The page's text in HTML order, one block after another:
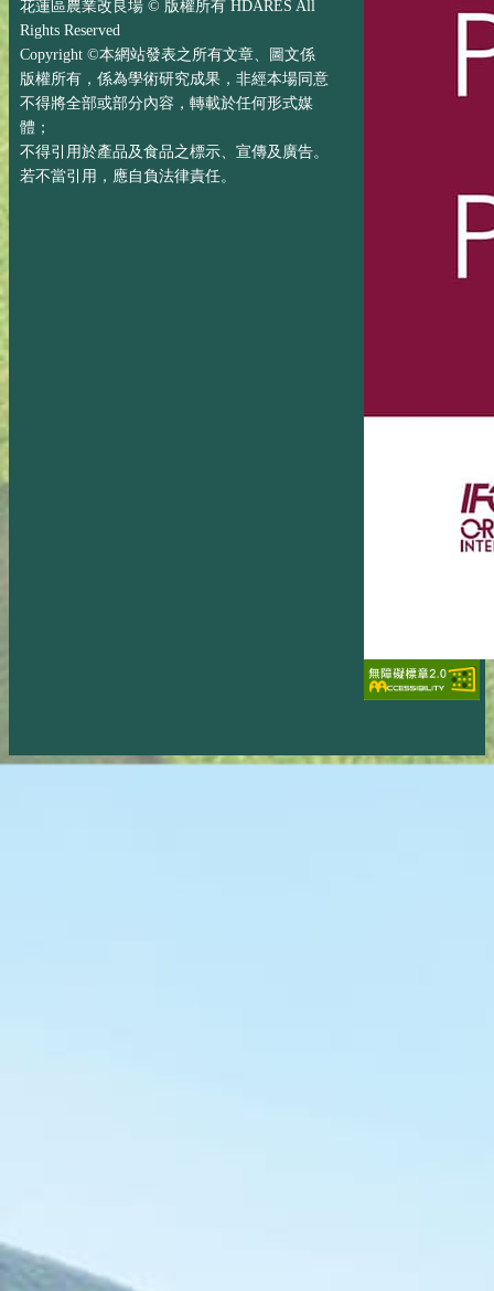
花蓮區農業改良場 © 版權所有 HDARES All
Rights Reserved
Copyright ©本網站發表之所有文章、圖文係
版權所有，係為學術研究成果，非經本場同意
不得將全部或部分內容，轉載於任何形式媒
體；
不得引用於產品及食品之標示、宣傳及廣告。
若不當引用，應自負法律責任。